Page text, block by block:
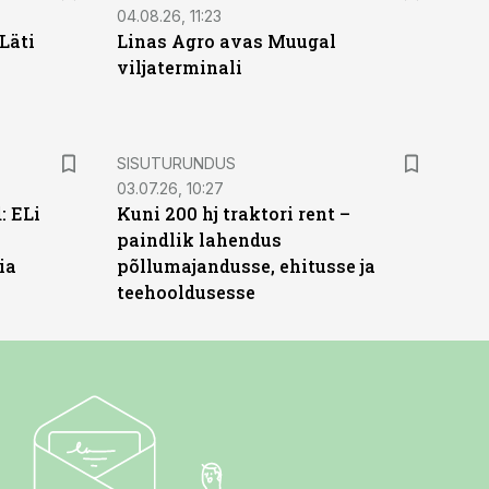
04.08.26, 11:23
Linas Agro avas Muugal
viljaterminali
ELi
ST
SISUTURUNDUS
03.07.26, 10:27
Kuni 200 hj traktori rent –
paindlik lahendus
põllumajandusse, ehitusse ja
teehooldusesse